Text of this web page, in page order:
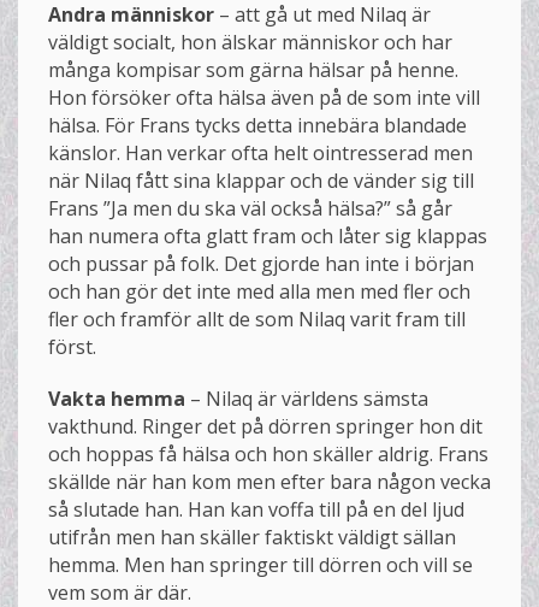
Andra människor – att gå ut med Nilaq är
väldigt socialt, hon älskar människor och har
många kompisar som gärna hälsar på henne.
Hon försöker ofta hälsa även på de som inte vill
hälsa. För Frans tycks detta innebära blandade
känslor. Han verkar ofta helt ointresserad men
när Nilaq fått sina klappar och de vänder sig till
Frans ”Ja men du ska väl också hälsa?” så går
han numera ofta glatt fram och låter sig klappas
och pussar på folk. Det gjorde han inte i början
och han gör det inte med alla men med fler och
fler och framför allt de som Nilaq varit fram till
först.
Vakta hemma – Nilaq är världens sämsta
vakthund. Ringer det på dörren springer hon dit
och hoppas få hälsa och hon skäller aldrig. Frans
skällde när han kom men efter bara någon vecka
så slutade han. Han kan voffa till på en del ljud
utifrån men han skäller faktiskt väldigt sällan
hemma. Men han springer till dörren och vill se
vem som är där.